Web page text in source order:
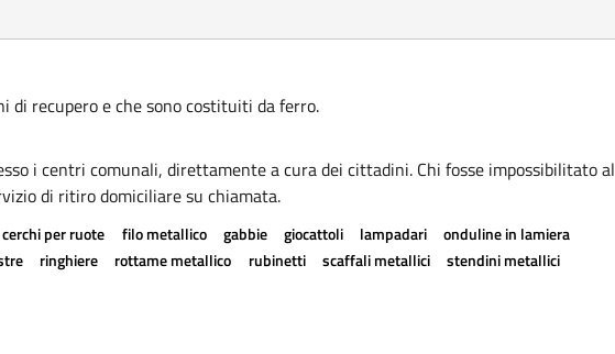
recupero e che sono costituiti da ferro.
i centri comunali, direttamente a cura dei cittadini. Chi fosse impossibilitato al
di ritiro domiciliare su chiamata.
cerchi per ruote filo metallico gabbie giocattoli lampadari
onduline in lamiera
ringhiere rottame metallico rubinetti scaffali metallici
stendini metallici